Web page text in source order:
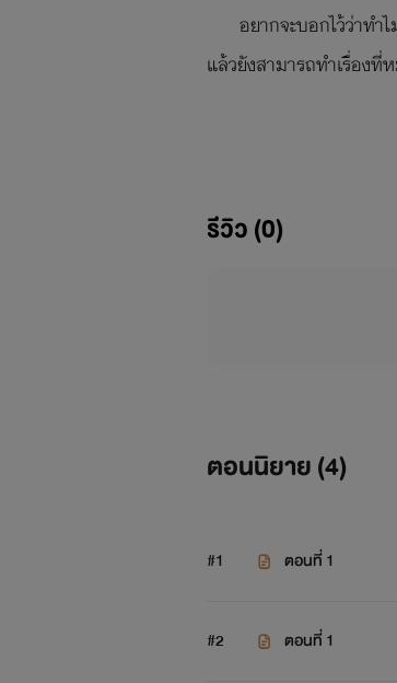
อยากจะบอกไว้ว่าท
แล้วยังสามารถทำเรื่อง
ห้องของท่าน(ท่านเป็นหมี
รีวิว (0)
ตอนนิยาย (4)
#1 ตอนที่ 1
#2 ตอนที่ 1